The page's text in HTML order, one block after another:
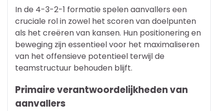
In de 4-3-2-1 formatie spelen aanvallers een
cruciale rol in zowel het scoren van doelpunten
als het creëren van kansen. Hun positionering en
beweging zijn essentieel voor het maximaliseren
van het offensieve potentieel terwijl de
teamstructuur behouden blijft.
Primaire verantwoordelijkheden van
aanvallers